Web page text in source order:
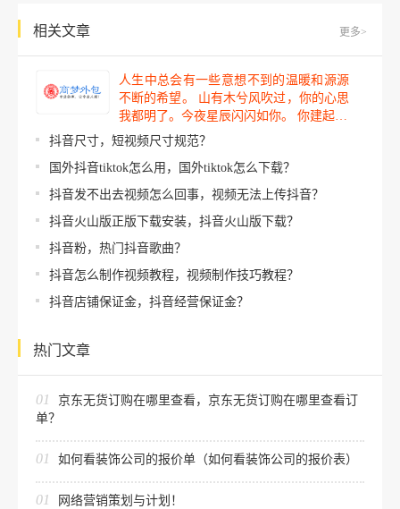
相关文章 更多>
人生中总会有一些意想不到的温暖和源源
不断的希望。 山有木兮风吹过，你的心思
我都明了。今夜星辰闪闪如你。 你建起…
抖音尺寸，短视频尺寸规范？
国外抖音tiktok怎么用，国外tiktok怎么下载？
抖音发不出去视频怎么回事，视频无法上传抖音？
抖音火山版正版下载安装，抖音火山版下载？
抖音粉，热门抖音歌曲？
抖音怎么制作视频教程，视频制作技巧教程？
抖音店铺保证金，抖音经营保证金？
热门文章
01
京东无货订购在哪里查看，京东无货订购在哪里查看订
单？
01 如何看装饰公司的报价单（如何看装饰公司的报价表）
01 网络营销策划与计划！